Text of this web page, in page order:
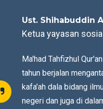
Ust. Shihabuddin
Ketua yayasan
Ma'had Tahfizhul
tahun berjalan
kafa'ah dala bidang
negeri dan juga di